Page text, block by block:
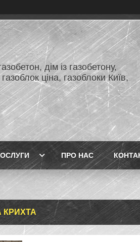
дім із газобетону,
ціна, газоблоки Київ,
ПРО НАС